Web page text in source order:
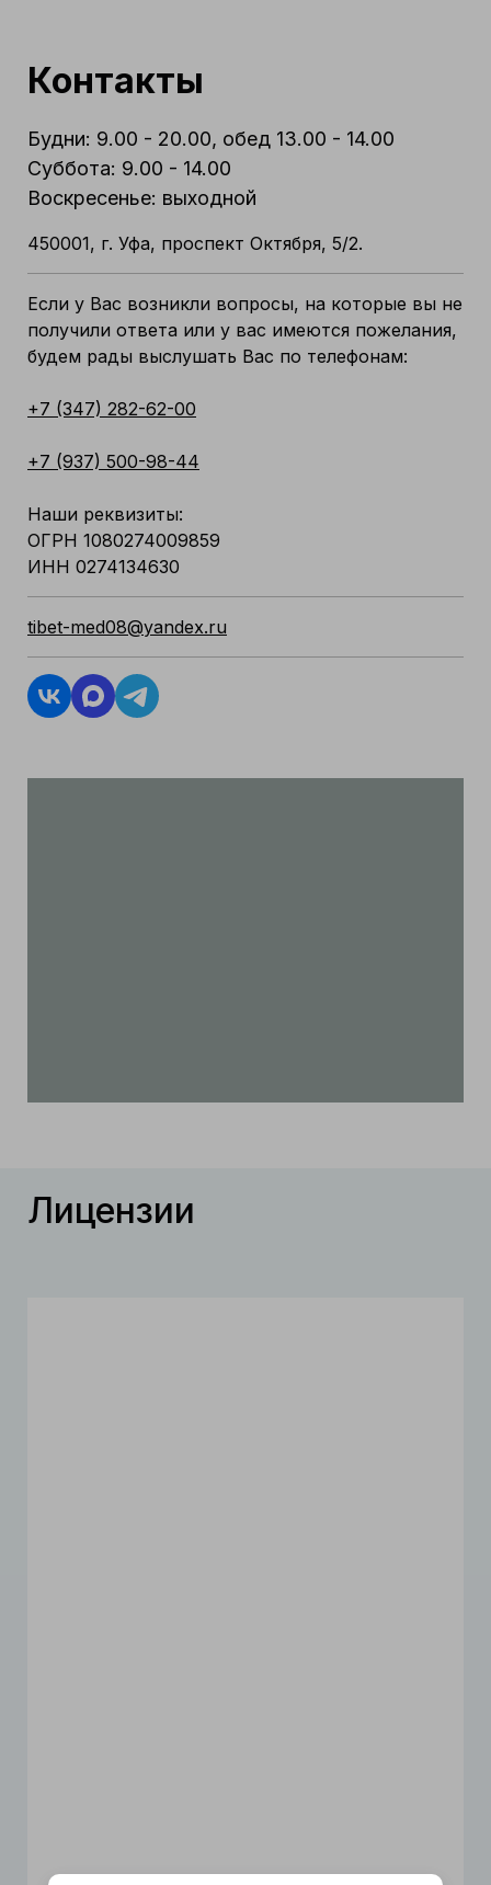
Контакты
Будни: 9.00 - 20.00, обед 13.00 - 14.00
Суббота: 9.00 - 14.00
Воскресенье: выходной
450001, г. Уфа, проспект Октября, 5/2.
Если у Вас возникли вопросы, на которые вы не
получили ответа или у вас имеются пожелания,
будем рады выслушать Вас по телефонам:
+7 (347) 282-62-00
+7 (937) 500-98-44
Наши реквизиты:
ОГРН 1080274009859
ИНН 0274134630
tibet-med08@yandex.ru
Лицензии